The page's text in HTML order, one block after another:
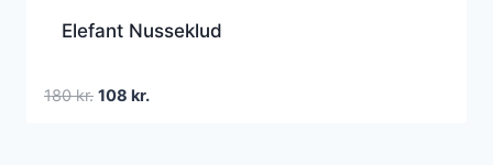
Elefant Nusseklud
180kr. Den
108 kr.Den